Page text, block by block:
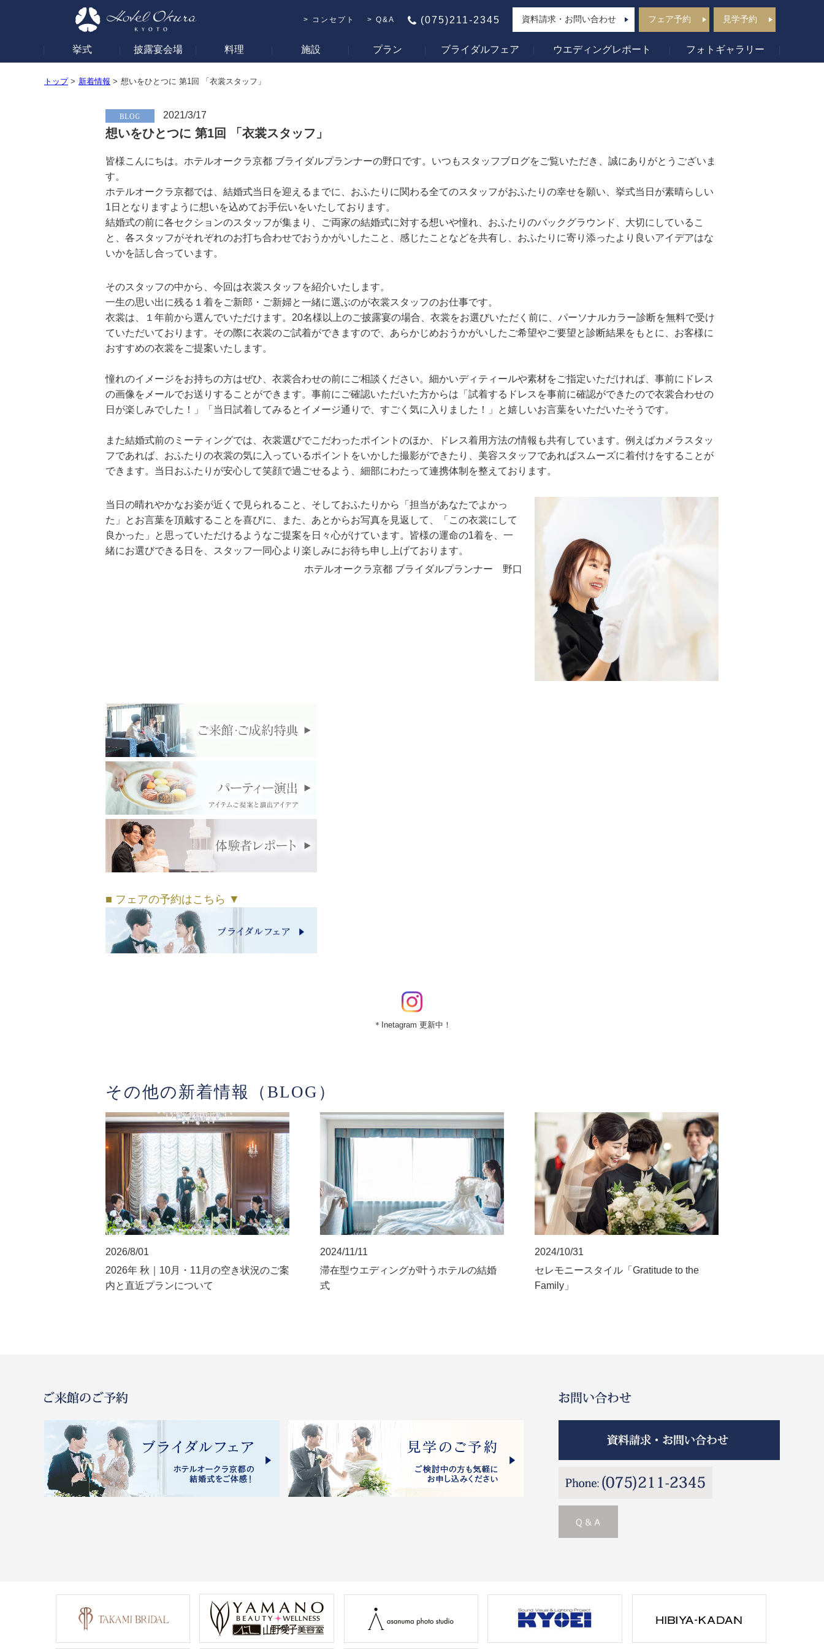
コンセプト Q&A (075)211-2345 資料請求・お問い合わせ フェア予約 見学予約
挙式 披露宴会場 料理 施設 プラン ブライダルフェア ウエディングレポート フォトギャラリー
トップ> 新着情報 > 想いをひとつに 第1回 「衣裳スタッフ」
2021/3/17
想いをひとつに 第1回 「衣裳スタッフ」
皆様こんにちは。ホテルオークラ京都 ブライダルプランナーの野口です。いつもスタッフブログをご覧いただき、誠にありがとうございま
す。
ホテルオークラ京都では、結婚式当日を迎えるまでに、おふたりに関わる全てのスタッフがおふたりの幸せを願い、挙式当日が素晴らしい
1日となりますように想いを込めてお手伝いをいたしております。
結婚式の前に各セクションのスタッフが集まり、ご両家の結婚式に対する想いや憧れ、おふたりのバックグラウンド、大切にしているこ
と、各スタッフがそれぞれのお打ち合わせでおうかがいしたこと、感じたことなどを共有し、おふたりに寄り添ったより良いアイデアはな
いかを話し合っています。
そのスタッフの中から、今回は衣裳スタッフを紹介いたします。
一生の思い出に残る１着をご新郎・ご新婦と一緒に選ぶのが衣裳スタッフのお仕事です。
衣裳は、１年前から選んでいただけます。20名様以上のご披露宴の場合、衣裳をお選びいただく前に、パーソナルカラー診断を無料で受け
ていただいております。その際に衣裳のご試着ができますので、あらかじめおうかがいしたご希望やご要望と診断結果をもとに、お客様に
おすすめの衣裳をご提案いたします。
憧れのイメージをお持ちの方はぜひ、衣裳合わせの前にご相談ください。細かいディティールや素材をご指定いただければ、事前にドレス
の画像をメールでお送りすることができます。事前にご確認いただいた方からは「試着するドレスを事前に確認ができたので衣裳合わせの
日が楽しみでした！」「当日試着してみるとイメージ通りで、すごく気に入りました！」と嬉しいお言葉をいただいたそうです。
また結婚式前のミーティングでは、衣裳選びでこだわったポイントのほか、ドレス着用方法の情報も共有しています。例えばカメラスタッ
フであれば、おふたりの衣裳の気に入っているポイントをいかした撮影ができたり、美容スタッフであればスムーズに着付けをすることが
できます。当日おふたりが安心して笑顔で過ごせるよう、細部にわたって連携体制を整えております。
当日の晴れやかなお姿が近くで見られること、そしておふたりから「担当があなたでよかっ
た」とお言葉を頂戴することを喜びに、また、あとからお写真を見返して、「この衣裳にして
良かった」と思っていただけるようなご提案を日々心がけています。皆様の運命の1着を、一
緒にお選びできる日を、スタッフ一同心より楽しみにお待ち申し上げております。
ホテルオークラ京都 ブライダルプランナー 野口
■ フェアの予約はこちら ▼
＊Inetagram 更新中！
その他の新着情報（BLOG）
2026/8/01
2026年 秋｜10月・11月の空き状況のご案
内と直近プランについて
2024/11/11
滞在型ウエディングが叶うホテルの結婚
式
2024/10/31
セレモニースタイル「Gratitude to the
Family」